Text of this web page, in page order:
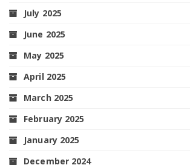
July 2025
June 2025
May 2025
April 2025
March 2025
February 2025
January 2025
December 2024